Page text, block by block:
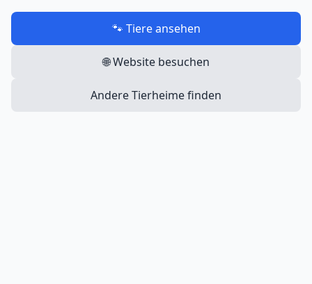
🐾 Tiere ansehen
🌐 Website besuchen
Andere Tierheime finden